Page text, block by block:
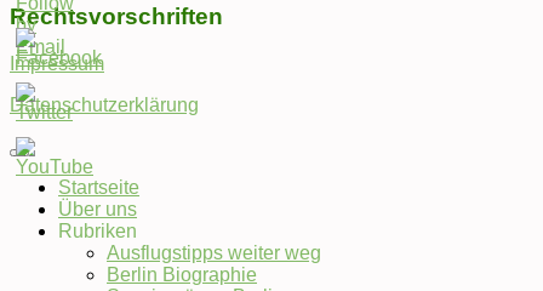
Set
Youtube
Channel
Rechtsvorschriften
Impressum
Datenschutzerklärung
Startseite
Über uns
Rubriken
Ausflugstipps weiter weg
Berlin Biographie